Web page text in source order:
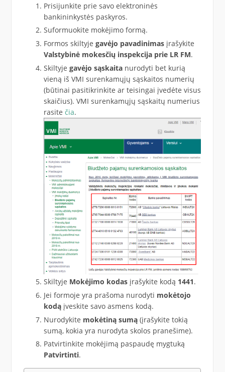
Prisijunkite prie savo elektroninės
bankininkystės paskyros.
Suformuokite mokėjimo formą.
Formos skiltyje gavėjo pavadinimasįrašykite
Valstybinė mokesčių inspekcija prie LR FM.
Skiltyje gavėjo sąskaita nurodyti bet kurią
vieną iš VMI surenkamųjų sąskaitos numerių
(būtinai pasitikrinkite ar teisingai įvedėte visus
skaičius). VMI surenkamųjų sąskaitų numerius
rasite čia.
Skiltyje Mokėjimo kodas įrašykite kodą 1441.
Jei formoje yra prašoma nurodyti mokėtojo
kodąįveskite savo asmens kodą.
Nurodykite mokėtiną sumą(įrašykite tokią
sumą, kokia yra nurodyta skolos pranešime).
Patvirtinkite mokėjimą paspaudę mygtuką
Patvirtinti.